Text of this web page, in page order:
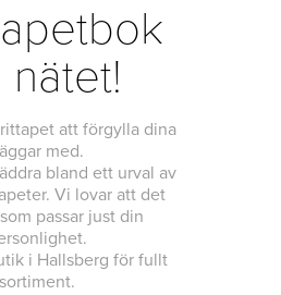
nätet!
att förgylla dina
med.
bland ett urval av
Vi lovar att det
passar just din
i Hallsberg för fullt
sortiment.